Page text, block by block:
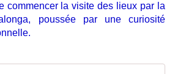
commencer la visite des lieux par la
poussée par une curiosité